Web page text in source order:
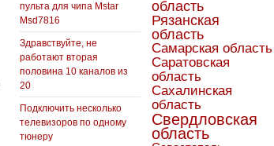
пульта для чипа Mstar
Msd7816
Здравствуйте, не
работают вторая
половина 10 каналов из
20
Подключить несколько
телевизоров по одному
тюнеру
область
Рязанская
область
Самарская область
Саратовская
область
Сахалинская
область
Свердловская
область